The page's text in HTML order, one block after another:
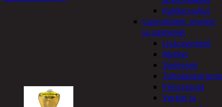
Kukkaruukut
Lannoitteet, myrkyt
ja siemenet
Lisäravinteet
Myrkyt
Siemenet
Pensastuet
Verkot ja